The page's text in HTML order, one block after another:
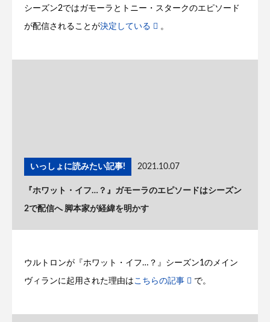
シーズン2ではガモーラとトニー・スタークのエピソード
が配信されることが決定している 。
いっしょに読みたい記事! 2021.10.07
『ホワット・イフ…？』ガモーラのエピソードはシーズン
2で配信へ 脚本家が経緯を明かす
ウルトロンが『ホワット・イフ…？』シーズン1のメイン
ヴィランに起用された理由はこちらの記事 で。